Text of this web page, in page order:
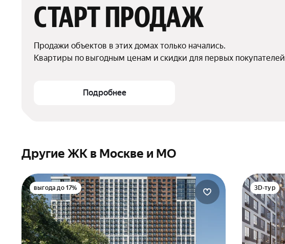
СТАРТ ПРОДАЖ
Продажи объектов в этих домах только начались.
Квартиры по выгодным ценам и скидки для первых покупателей
Подробнее
Другие ЖК в Москве и МО
выгода до 17% 3D-тур